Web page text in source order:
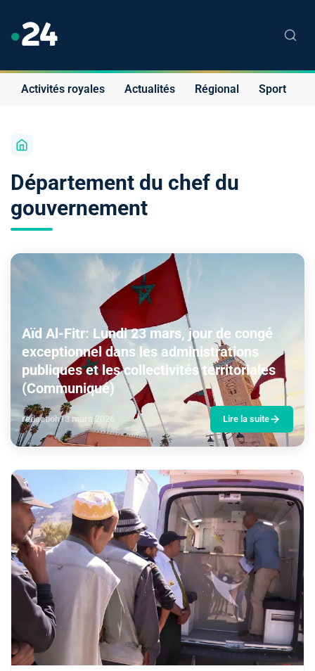
Activités royales Actualités Régional Sport
Département du chef du
gouvernement
Aïd Al-Fitr: Lundi 23 mars, jour de congé
exceptionnel dans les administrations
publiques et les collectivités territoriales
(Communiqué)
redaction13 mars 2026 Lire la suite